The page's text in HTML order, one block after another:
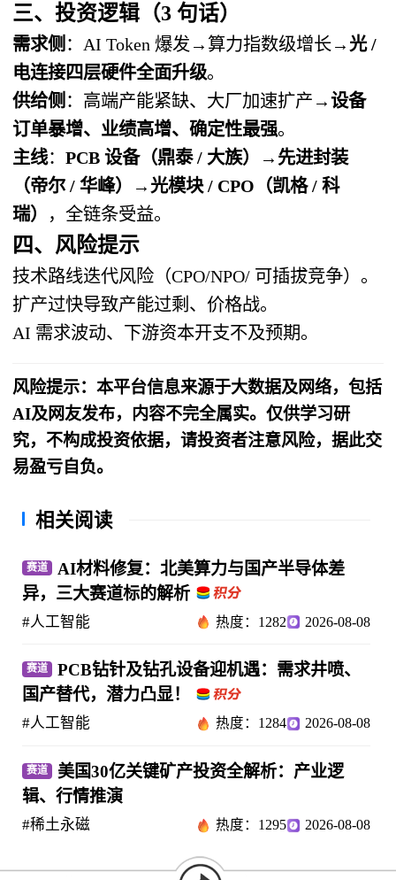
三、投资逻辑（3 句话）
需求侧 ：AI Token 爆发→算力指数级增长→ 光 /
电连接四层硬件全面升级。
供给侧 ：高端产能紧缺、大厂加速扩产→设备
订单暴增、业绩高增、确定性最强。
主线：PCB 设备（鼎泰 / 大族）→先进封装
（帝尔 / 华峰）→光模块 / CPO（凯格 / 科
瑞）
，全链条受益。
四、风险提示
技术路线迭代风险（CPO/NPO/ 可插拔竞争）。
扩产过快导致产能过剩、价格战。
AI 需求波动、下游资本开支不及预期。
风险提示：本平台信息来源于大数据及网络，包括
AI及网友发布，内容不完全属实。仅供学习研
究，不构成投资依据，请投资者注意风险，据此交
易盈亏自负。
相关阅读
赛道
AI材料修复：北美算力与国产半导体差
异，三大赛道标的解析
#人工智能 热度：1282 2026-08-08
赛道
PCB钻针及钻孔设备迎机遇：需求井喷、
国产替代，潜力凸显！
#人工智能 热度：1284 2026-08-08
赛道
美国30亿关键矿产投资全解析：产业逻
辑、行情推演
#稀土永磁 热度：1295 2026-08-08